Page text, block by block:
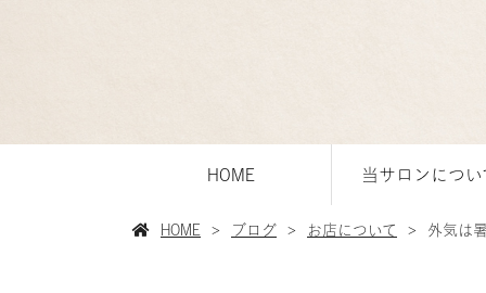
HOME 当サロンについ
HOME ブログ お店について 外気は